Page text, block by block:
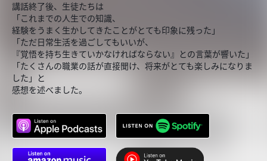
講話終了後、生徒たちは
「これまでの人生での知識、
経験をうまく生かしてきたことがとても印象に残った」
「ただ日常生活を過ごしてもいいが、
『覚悟を持ち生きていかなければならない』との言葉が響いた」
「たくさんの職業の話が直接聞け、将来がとても楽しみになりま
した」と
感想を述べました。